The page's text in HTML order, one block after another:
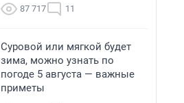
87 717 11
Суровой или мягкой будет
зима, можно узнать по
погоде 5 августа — важные
приметы